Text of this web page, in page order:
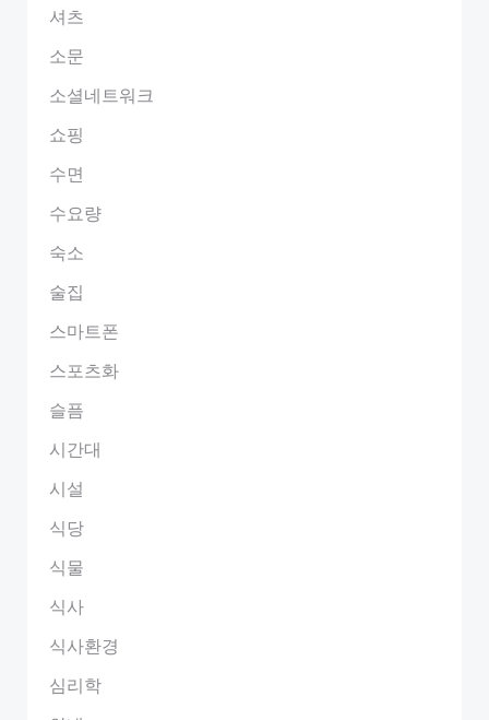
셔츠
소문
소셜네트워크
쇼핑
수면
수요량
숙소
술집
스마트폰
스포츠화
슬픔
시간대
시설
식당
식물
식사
식사환경
심리학